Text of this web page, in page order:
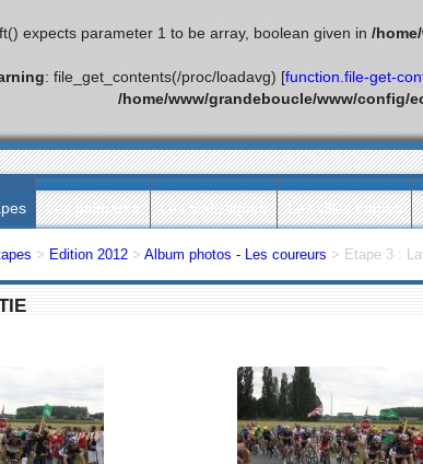
expects parameter 1 to be array, boolean given in /
: file_get_contents(/proc/loadavg) [function.file-get-
/home/www/grandeboucle/www/config/
Les palmarès Les statistiques Les villes étapes
> Edition 2012 >Album photos - Les coureurs > Etape 3 :